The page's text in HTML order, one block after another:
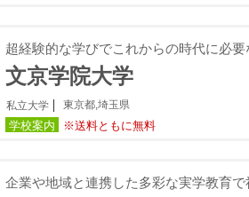
超経験的な学びでこれからの時代に必要
文京学院大学
私立大学 東京都,埼玉県
学校案内 ※送料ともに無料
企業や地域と連携した多彩な実学教育